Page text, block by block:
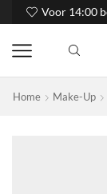
Voor 14:00
Home Make-Up